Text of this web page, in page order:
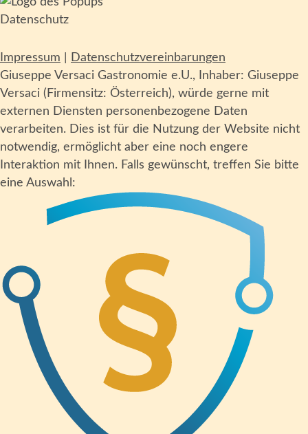
Datenschutz
Impressum
Datenschutzvereinbarungen
Giuseppe Versaci Gastronomie e.U., Inhaber: Giuseppe
Versaci (Firmensitz: Österreich), würde gerne mit
externen Diensten personenbezogene Daten
verarbeiten. Dies ist für die Nutzung der Website nicht
notwendig, ermöglicht aber eine noch engere
Interaktion mit Ihnen. Falls gewünscht, treffen Sie bitte
eine Auswahl: